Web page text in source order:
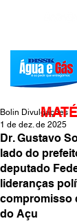
Dr. Gustavo
lado do
deputado
lideranças
compromisso
do Açu
Bolin Divulgações
1 de dez. de 2025